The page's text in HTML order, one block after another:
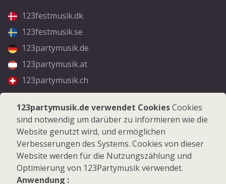
123festmusik.dk
123festmusik.se
123partymusik.de
123partymusik.at
123partymusik.ch
Folgen Sie uns
Facebook
Instagram
123partymusik.de verwendet CookiesCookies
sind notwendig um darüber zu informieren wie die
Website genutzt wird, und ermöglichen
Verbesserungen des Systems. Cookies von dieser
Website werden für die Nutzungszählung und
Optimierung von 123Partymusik verwendet.
Anwendung :